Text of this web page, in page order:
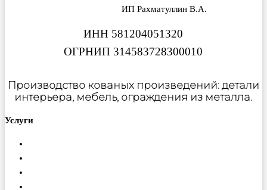
ИП Рахматуллин В.А.
ИНН 581204051320
ОГРНИП 314583728300010
Производство кованых произведений: детали
интерьера, мебель, ограждения из металла.
Услуги